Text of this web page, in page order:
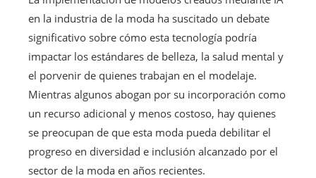
en la industria de la moda ha suscitado un debate
significativo sobre cómo esta tecnología podría
impactar los estándares de belleza, la salud mental y
el porvenir de quienes trabajan en el modelaje.
Mientras algunos abogan por su incorporación como
un recurso adicional y menos costoso, hay quienes
se preocupan de que esta moda pueda debilitar el
progreso en diversidad e inclusión alcanzado por el
sector de la moda en años recientes.